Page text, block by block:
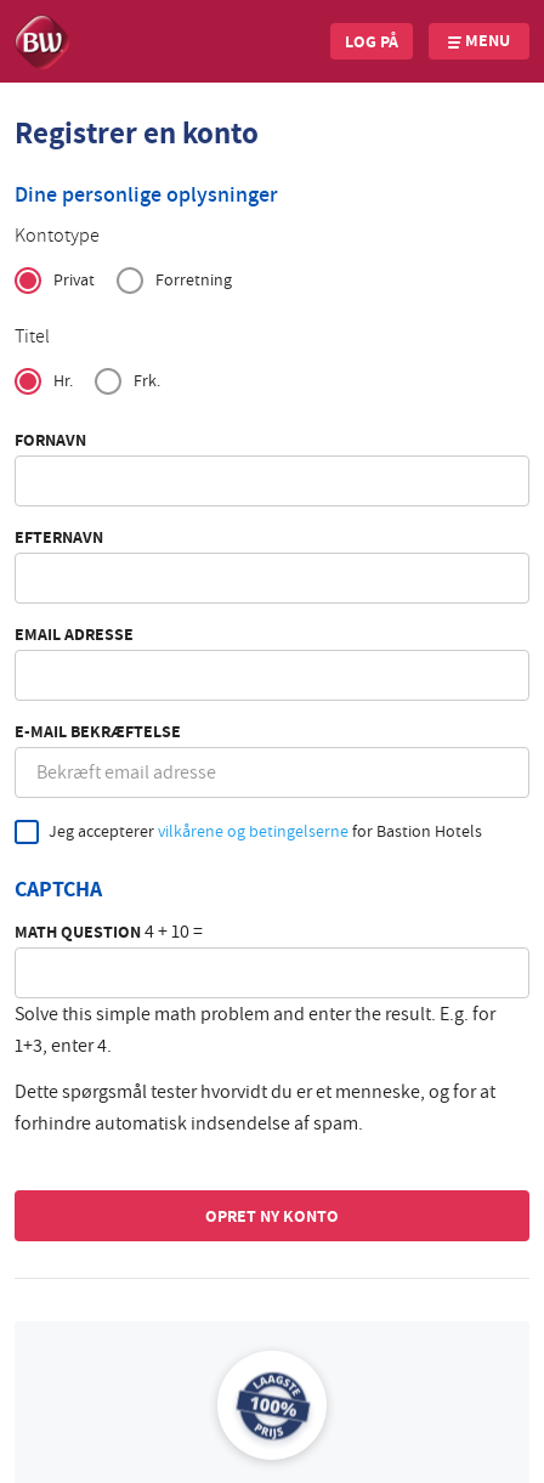
content
LOG PÅ MENU
Registrer en konto
Dine personlige oplysninger
Kontotype
Privat Forretning
Titel
Hr. Frk.
FORNAVN
EFTERNAVN
EMAIL ADRESSE
E-MAIL BEKRÆFTELSE
Jeg accepterervilkårene og betingelsernefor Bastion Hotels
CAPTCHA
MATH QUESTION4 + 10 =
Solve this simple math problem and enter the result. E.g. for
1+3, enter 4.
Dette spørgsmål tester hvorvidt du er et menneske, og for at
forhindre automatisk indsendelse af spam.